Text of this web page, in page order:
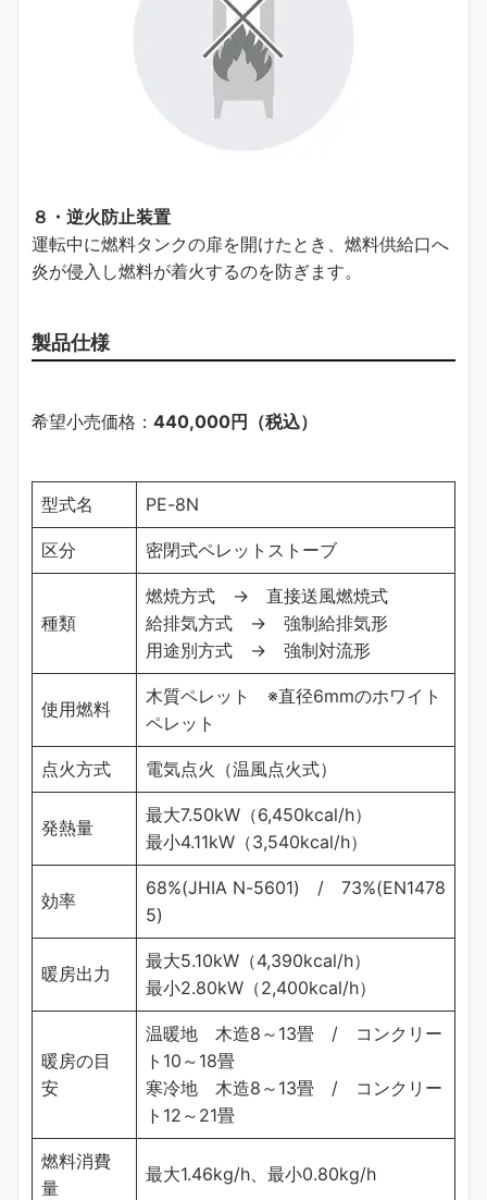
８・逆火防止装置
運転中に燃料タンクの扉を開けたとき、燃料供給口へ
炎が侵入し燃料が着火するのを防ぎます。
製品仕様
希望小売価格： 440,000円（税込）
型式名 PE-8N
区分 密閉式ペレットストーブ
種類
燃焼方式 → 直接送風燃焼式
給排気方式 → 強制給排気形
用途別方式 → 強制対流形
使用燃料
木質ペレット ※直径6mmのホワイト
ペレット
点火方式 電気点火（温風点火式）
発熱量
最大7.50kW（6,450kcal/h）
最小4.11kW（3,540kcal/h）
効率
68%(JHIA N-5601) / 73%(EN1478
5)
暖房出力
最大5.10kW（4,390kcal/h）
最小2.80kW（2,400kcal/h）
暖房の目
安
温暖地 木造8～13畳 / コンクリー
ト10～18畳
寒冷地 木造8～13畳 / コンクリー
ト12～21畳
燃料消費
量
最大1.46kg/h、最小0.80kg/h